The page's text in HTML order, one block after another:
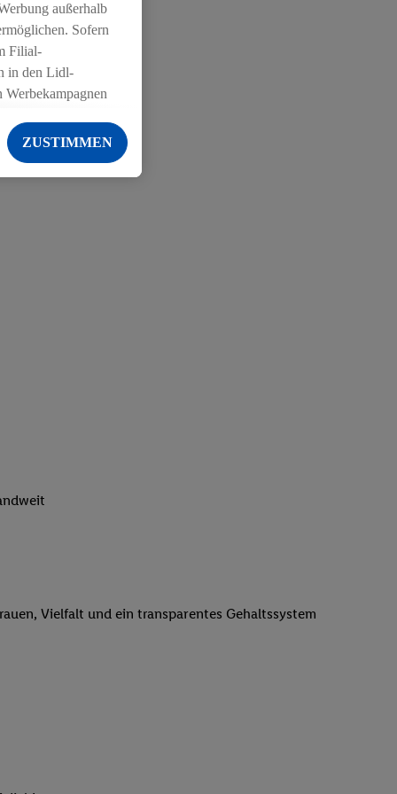
Vielfalt und ein transparentes Gehaltssystem
außerhalb
Sofern
Filial-
in den Lidl-
Diensten
der Lidl-Dienste,
Geschlecht -
auch
in Ihr
daraus eine
Partner
die Technologie für
anhand der IP-
von Utiq
Durch einen
ZUSTIMMEN